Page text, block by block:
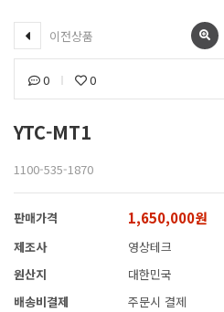
이전상품
0 0
YTC-MT1
1100-535-1870
판매가격 1,650,000원
제조사
영상테크
원산지
대한민국
배송비결제
주문시 결제